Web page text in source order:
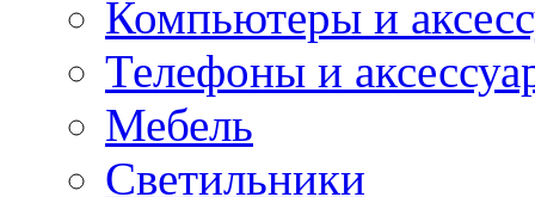
Компьютеры и
Телефоны и
Мебель
Светильники